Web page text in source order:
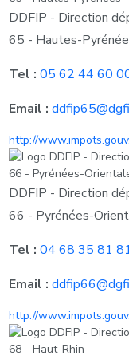
DDFIP - Direction
65 - Hautes-
Tel : 05 62 44 60
Email :
http://
DDFIP - Direction
66 - Pyrénées-
Tel : 04 68 35 81
Email :
http://